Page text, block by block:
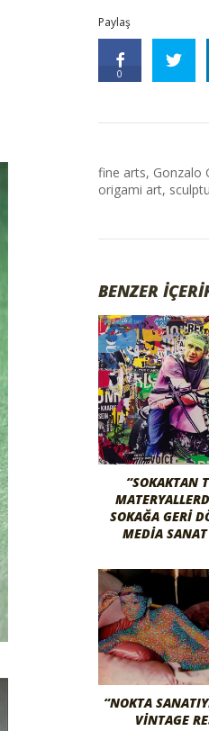
Paylaş
0
fine arts, Gonzalo
origami art,
BENZER
“SOKAKTAN
SOKAĞA GERI
MEDIA SANAT
“NOKTA
VINTAGE